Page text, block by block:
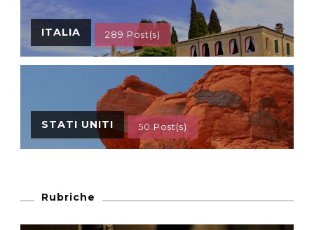
ITALIA 289 Post(s)
STATI UNITI 50 Post(s)
Rubriche